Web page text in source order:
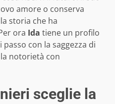
amore o conserva
storia che ha
ora Ida tiene un profilo
con la saggezza di
notorietà con
sceglie la